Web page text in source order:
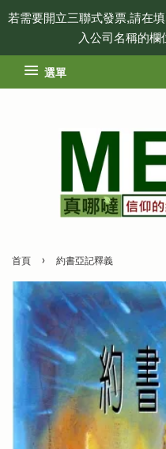
若需要開立三聯式發票,請在
入公司名稱的欄
選單
首頁 › 約書亞記釋義